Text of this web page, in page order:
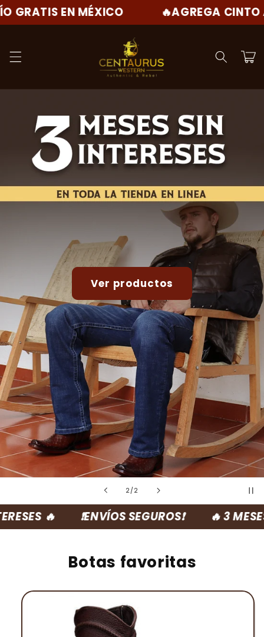
contenido
EN MÉXICO 🔥AGREGA CINTO A
Carrito
2/de
2
Ver productos
🔥 ❗ENVÍOS SEGUROS❗ 🔥 3
Botas favoritas